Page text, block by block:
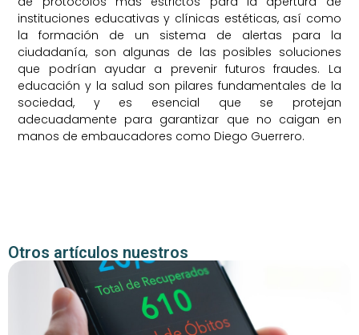
instituciones educativas y clínicas estéticas, así como
la formación de un sistema de alertas para la
ciudadanía, son algunas de las posibles soluciones
que podrían ayudar a prevenir futuros fraudes. La
educación y la salud son pilares fundamentales de la
sociedad, y es esencial que se protejan
adecuadamente para garantizar que no caigan en
manos de embaucadores como Diego Guerrero.
Otros artículos nuestros